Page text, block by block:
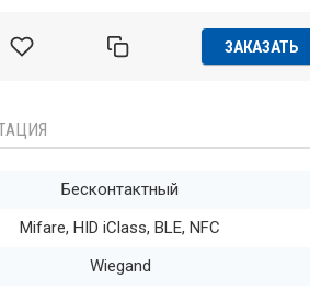
ЗАКАЗАТЬ
Бесконтактный
Mifare, HID iClass, BLE, NFC
Wiegand